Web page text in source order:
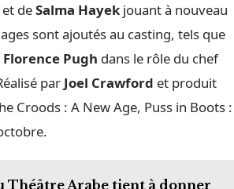
deSalma Hayek jouant à nouveau
sont ajoutés au casting, tels que
Florence Pugh dans le rôle du chef
par Joel Crawford et produit
Croods : A New Age, Puss in Boots :
Arabe tient à donner